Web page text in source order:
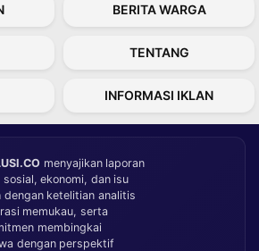
BERITA WARGA
TENTANG
INFORMASI IKLAN
menyajikan laporan
ekonomi, dan isu
dengan ketelitian analitis
memukau, serta
membingkai
dengan perspektif